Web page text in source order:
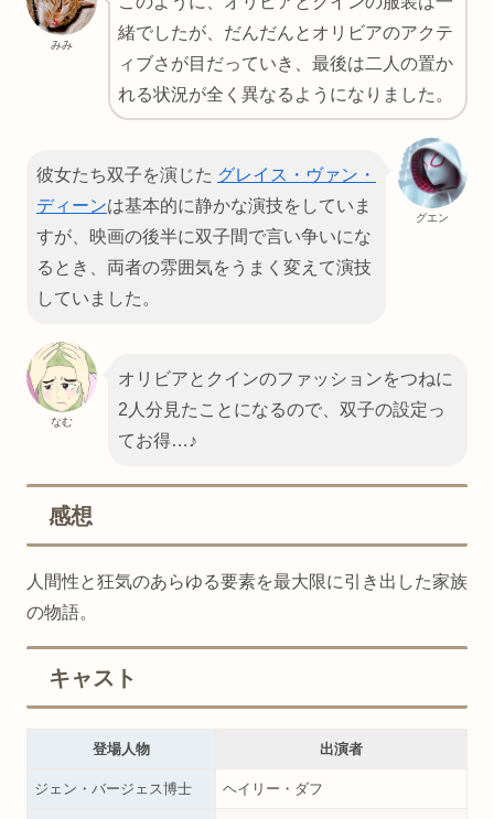
みみ
緒でしたが、だんだんとオリビアのアクテ
ィブさが目だっていき、最後は二人の置か
れる状況が全く異なるようになりました。
グエン
彼女たち双子を演じた グレイス・ヴァン・
ディーンは基本的に静かな演技をしていま
すが、映画の後半に双子間で言い争いにな
るとき、両者の雰囲気をうまく変えて演技
していました。
なむ
オリビアとクインのファッションをつねに
2人分見たことになるので、双子の設定っ
てお得…♪
感想
人間性と狂気のあらゆる要素を最大限に引き出した家族
の物語。
キャスト
登場人物 出演者
ジェン・バージェス博士 ヘイリー・ダフ